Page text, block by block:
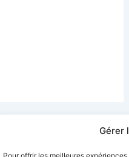
Gérer
SUIVANT